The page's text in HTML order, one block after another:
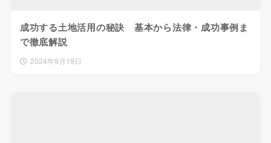
成功する土地活用の秘訣 基本から法律・成功事例ま
で徹底解説
2024年9月19日